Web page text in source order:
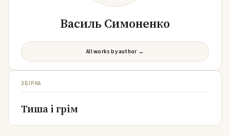
Василь Симоненко
All works by author →
ЗБІРКА
Тиша і грім